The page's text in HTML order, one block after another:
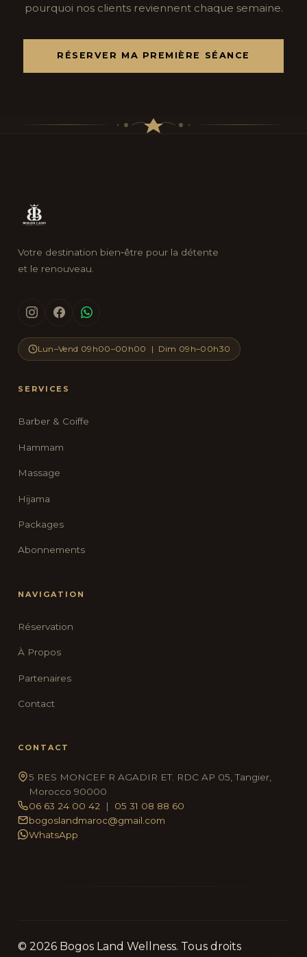
pourquoi nos clients reviennent chaque semaine.
RÉSERVER MA PREMIÈRE SÉANCE
Votre destination bien‑être pour la détente
et le renouveau.
Lun–Vend 09h00–00h00 | Dim 09h–00h30
SERVICES
Barber & Coiffe
Hammam
Massage
Hijama
Packages
Abonnements
NAVIGATION
Réservation
À Propos
Partenaires
Contact
CONTACT
5 RES MONCEF R AGADIR ET. RDC AP 05, Tangier,
Morocco 90000
06 63 24 00 42 | 05 31 08 88 60
bogoslandmaroc@gmail.com
WhatsApp
© 2026 Bogos Land Wellness. Tous droits